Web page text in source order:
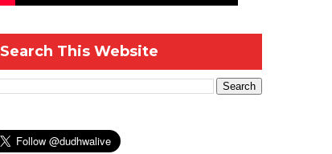
Search This Website